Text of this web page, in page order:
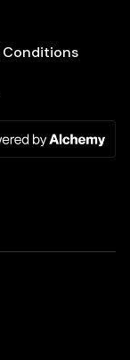
Conditions